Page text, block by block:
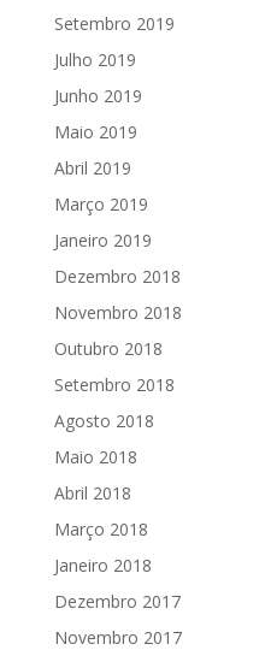
Setembro 2019
Julho 2019
Junho 2019
Maio 2019
Abril 2019
Março 2019
Janeiro 2019
Dezembro 2018
Novembro 2018
Outubro 2018
Setembro 2018
Agosto 2018
Maio 2018
Abril 2018
Março 2018
Janeiro 2018
Dezembro 2017
Novembro 2017